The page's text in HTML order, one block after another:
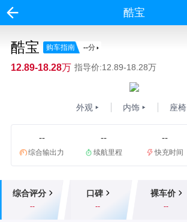
酷宝
酷宝 购车指南 --分
12.89-18.28万 指导价:12.89-18.28万
外观 内饰 座椅
--
综合输出力
--
续航里程
--
快充时间
综合评分
--
口碑
--
裸车价
--